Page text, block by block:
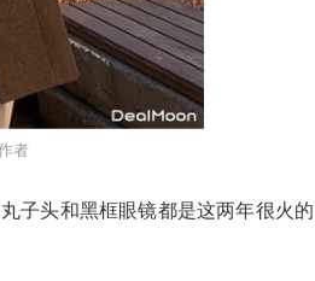
者
子头和黑框眼镜都是这两年很火的